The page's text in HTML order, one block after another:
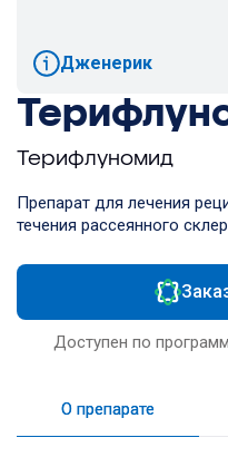
Терифлуномид
Препарат для лечения
течения рассеянного
Доступен по
Дженерик
О препарате